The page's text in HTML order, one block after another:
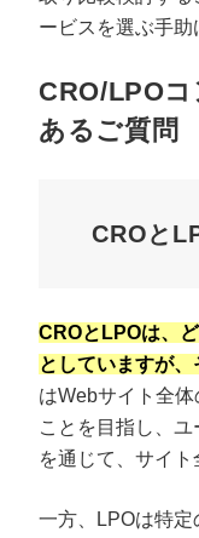
ービスを選ぶ手助
CRO/LPO
あるご質問
CROと
CROとLPOは、
としていますが
はWebサイト全
ことを目指し、
を通じて、サイト
一方、LPOは特定